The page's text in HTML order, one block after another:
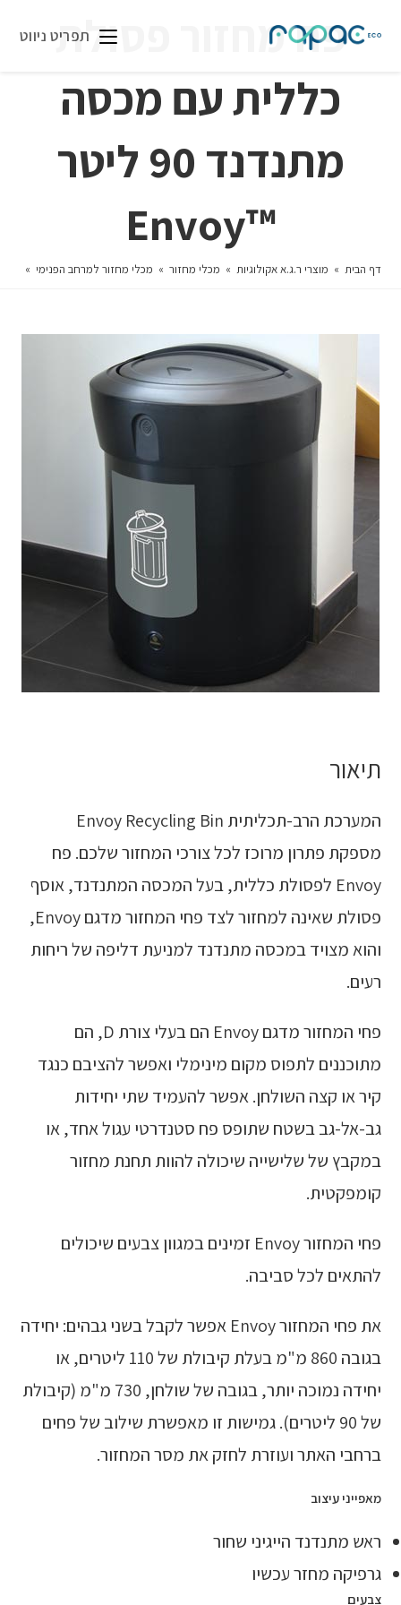
תפריט ניווטפח מחזור פסולת
כללית עם מכסה
מתנדנד 90 ליטר
™Envoy
דף הבית » מוצרי ר.ג.א אקולוגיות » מכלי מחזור » מכלי מחזור למרחב הפנימי »
תיאור
המערכת הרב-תכליתית Envoy Recycling Bin
מספקת פתרון מרוכז לכל צורכי המחזור שלכם. פח
Envoy לפסולת כללית, בעל המכסה המתנדנד, אוסף
פסולת שאינה למחזור לצד פחי המחזור מדגם Envoy,
והוא מצויד במכסה מתנדנד למניעת דליפה של ריחות
רעים.
פחי המחזור מדגם Envoy הם בעלי צורת D, הם
מתוכננים לתפוס מקום מינימלי ואפשר להציבם כנגד
קיר או קצה השולחן. אפשר להעמיד שתי יחידות
גב-אל-גב בשטח שתופס פח סטנדרטי עגול אחד, או
במקבץ של שלישייה שיכולה להוות תחנת מחזור
קומפקטית.
פחי המחזור Envoy זמינים במגוון צבעים שיכולים
להתאים לכל סביבה.
את פחי המחזור Envoy אפשר לקבל בשני גבהים: יחידה
בגובה 860 מ"מ בעלת קיבולת של 110 ליטרים, או
יחידה נמוכה יותר, בגובה של שולחן, 730 מ"מ (קיבולת
של 90 ליטרים). גמישות זו מאפשרת שילוב של פחים
ברחבי האתר ועוזרת לחזק את מסר המחזור.
מאפייני עיצוב
ראש מתנדנד הייגיני שחור
גרפיקה מחזר עכשיו
צבעים